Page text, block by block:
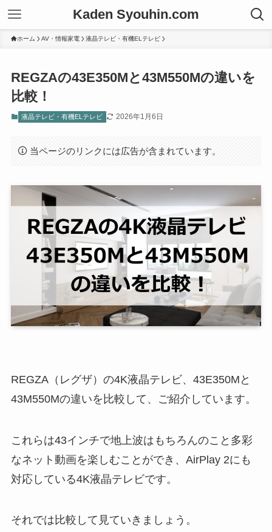
Kaden Syouhin.com
ホーム AV・情報家電 液晶テレビ・有機ELテレビ
REGZAの43E350Mと43M550Mの違いを
比較！
液晶テレビ・有機ELテレビ 2026年1月6日
当ページのリンクには広告が含まれています。
REGZA（レグザ）の4K液晶テレビ、43E350Mと
43M550Mの違いを比較して、ご紹介しています。
これらは43インチで地上波はもちろんのこと多彩
なネット動画を楽しむことができ、AirPlay 2にも
対応している4K液晶テレビです。
それでは比較して見ていきましょう。